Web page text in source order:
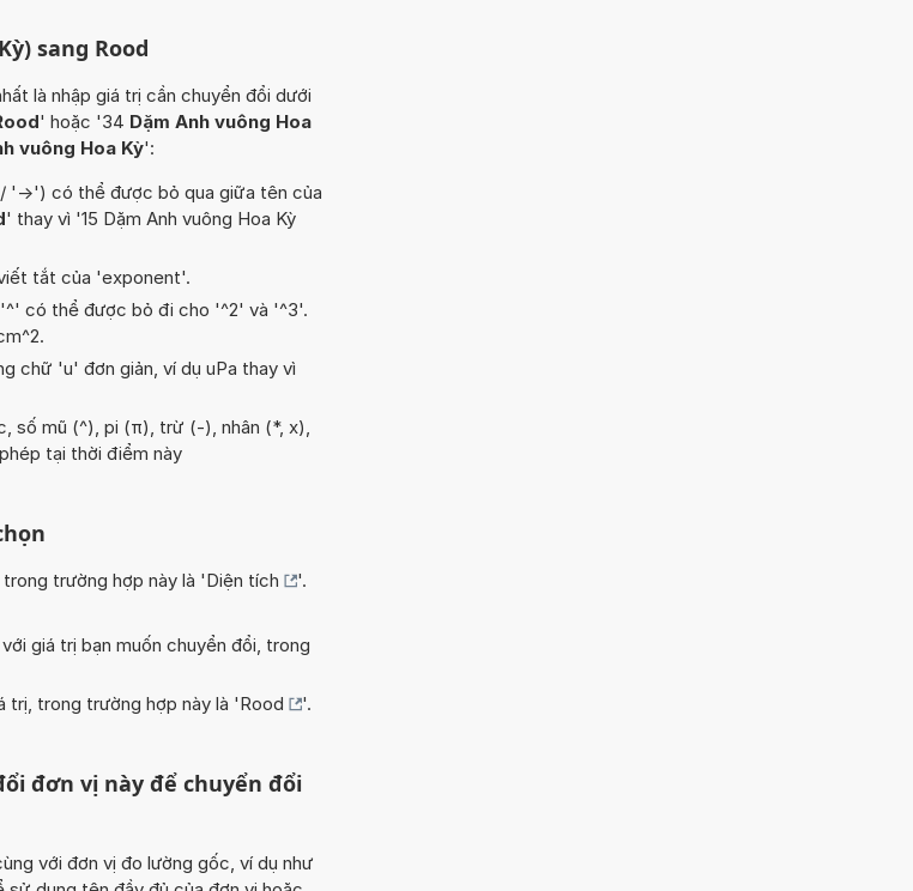
sang Rood
là nhập giá trị cần chuyển đổi dưới
' hoặc '34 Dặm Anh vuông Hoa
vuông Hoa Kỳ':
>') có thể được bỏ qua giữa tên của
' thay vì '15 Dặm Anh vuông Hoa Kỳ
tắt của 'exponent'.
có thể được bỏ đi cho '^2' và '^3'.
chữ 'u' đơn giản, ví dụ uPa thay vì
số mũ (^), pi (π), trừ (-), nhân (*, x),
tại thời điểm này
trường hợp này là 'Diện tích
'.
giá trị bạn muốn chuyển đổi, trong
trị, trong trường hợp này là 'Rood '.
đơn vị này để chuyển đổi
với đơn vị đo lường gốc, ví dụ như